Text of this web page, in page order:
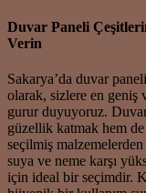
Duvar Paneli
Verin
Sakarya’da duvar
olarak, sizlere en geniş
gurur duyuyoruz.
güzellik katmak hem
seçilmiş
suya ve neme karşı
için ideal bir seçimdir.